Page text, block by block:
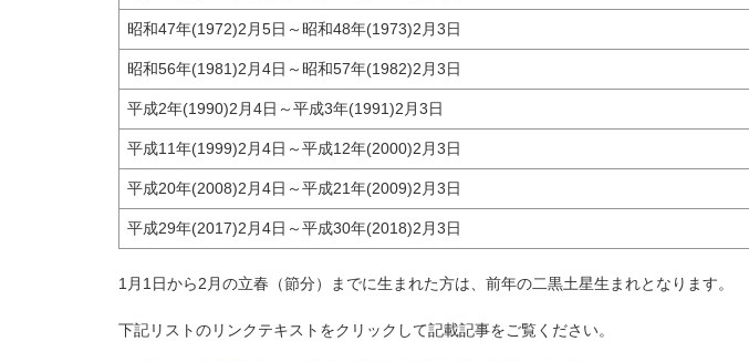
昭和47年(1972)2月5日～昭和48年(1973)2月3日
昭和56年(1981)2月4日～昭和57年(1982)2月3日
平成2年(1990)2月4日～平成3年(1991)2月3日
平成11年(1999)2月4日～平成12年(2000)2月3日
平成20年(2008)2月4日～平成21年(2009)2月3日
平成29年(2017)2月4日～平成30年(2018)2月3日
1月1日から2月の立春（節分）までに生まれた方は、前年の二黒土星生まれとなります。
下記リストのリンクテキストをクリックして記載記事をご覧ください。